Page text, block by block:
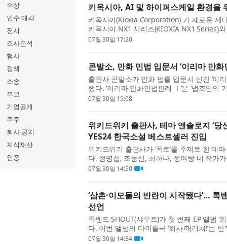
수상
인수 매각
전시
조사분석
행사
정책
소송
부고
기업공개
주주
회사 공지
지식재산
인증
키옥시아, AI 및 하이퍼스케일 환경을
키옥시아(Kioxia Corporation) 가 새로운 세
키옥시아 NX1 시리즈(KIOXIA NX1 Series)
Liquid Cooling)을 지원하는 SSD를 발표했
07월 30일 17:20
콘발소, 만화 민법 입문서 ‘이리마 만
출판사 콘발소가 만화 법률 입문서 신간 ‘이
했다. ‘이리마 만화민법판례 Ⅰ’은 ‘법조인
게’ 기르기 위해 기획된 만화 법률 입문서다.
07월 30일 15:08
위키드위키 출판사, 테마 앤솔로지 ‘
YES24 한국소설 베스트셀러 진입
위키드위키 출판사가 ‘폭로’를 주제로 한 테
다. 정명섭, 조동신, 최하나, 정여랑 네 작가
부문 베스트셀러(48위)에 오르며 독자들의
07월 30일 14:50
‘삼촌·이모들의 반란이 시작됐다’… 록
선언
록밴드 SHOUT(샤우트)가 첫 번째 EP 앨범 ‘
다. 이번 앨범의 타이틀곡 ‘회사 때려쳐!’​는
한 불안 속에서 살아가는 직장인들의 현실
07월 30일 14:34